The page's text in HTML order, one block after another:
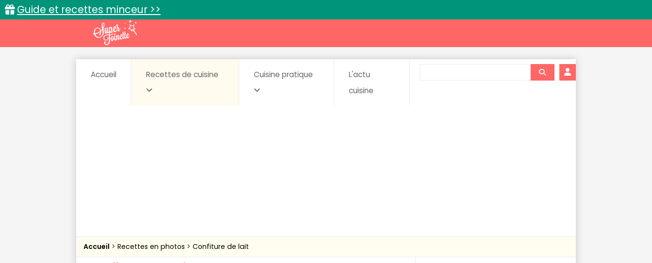
Guide et recettes minceur >>
Accueil Recettes de cuisine Cuisine pratique
L'actu
cuisine
Accueil Recettes en photos Confiture de lait